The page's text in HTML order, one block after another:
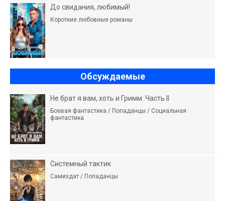
До свидания, любимый!
Короткие любовные романы
Обсуждаемые
Не брат я вам, хоть и Гримм. Часть II
Боевая фантастика / Попаданцы / Социальная
фантастика
Системный тактик
Самиздат / Попаданцы